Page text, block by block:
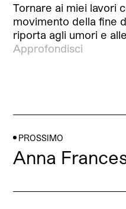
Tornare ai miei lavori
movimento della fine
riporta agli umori e
Approfondisci
PROSSIMO
Anna